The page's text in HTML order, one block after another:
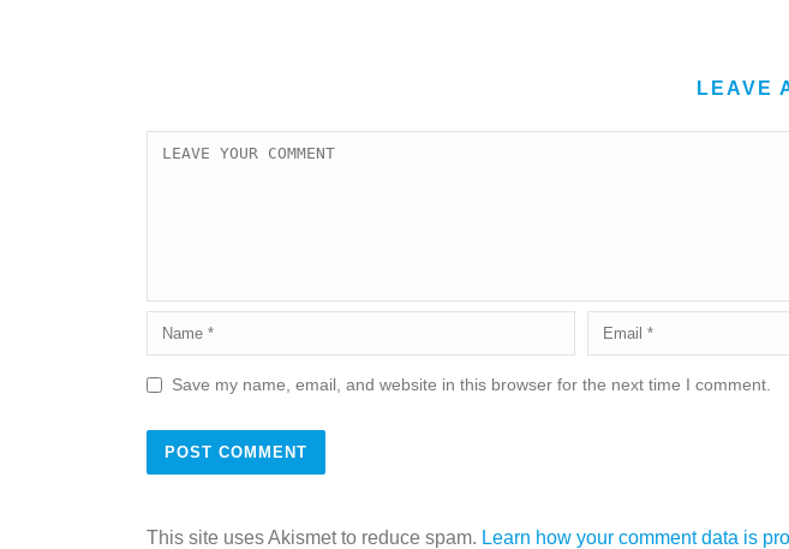
LEAVE
Save my name, email, and website in this browser for the next time I comment.
This site uses Akismet to reduce spam. Learn how your comment data is